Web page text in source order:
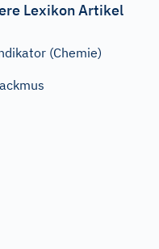
Lexikon Artikel
(Chemie)